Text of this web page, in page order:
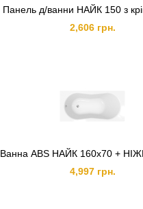
Панель д/ванни НАЙК 150 з
2,606 грн.
Ванна ABS НАЙК 160х70 +
4,997 грн.